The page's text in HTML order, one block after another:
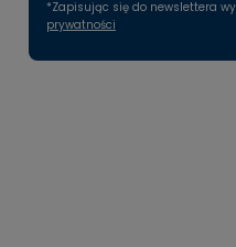
*Zapisując się do newslettera
prywatności